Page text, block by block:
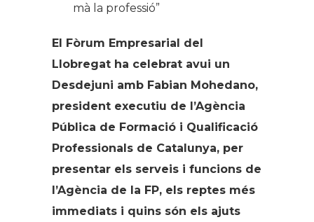
mà la professió”
El Fòrum Empresarial del
Llobregat ha celebrat avui un
Desdejuni amb Fabian Mohedano,
president executiu de l’Agència
Pública de Formació i Qualificació
Professionals de Catalunya, per
presentar els serveis i funcions de
l’Agència de la FP, els reptes més
immediats i quins són els ajuts